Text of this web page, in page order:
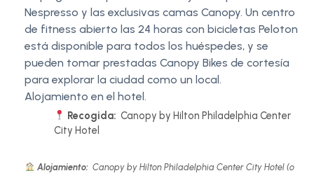
Nespresso y las exclusivas camas Canopy. Un centro
de fitness abierto las 24 horas con bicicletas Peloton
está disponible para todos los huéspedes, y se
pueden tomar prestadas Canopy Bikes de cortesía
para explorar la ciudad como un local.
Alojamiento en el hotel.
Recogida: Canopy by Hilton Philadelphia Center
City Hotel
Alojamiento: Canopy by Hilton Philadelphia Center City Hotel (o